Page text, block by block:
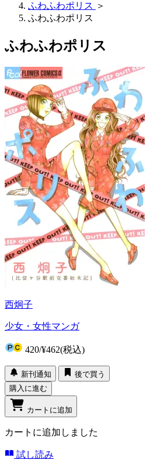
ふわふわポリス ＞
ふわふわポリス
ふわふわポリス
西炯子
少女・女性マンガ
420/¥462(税込)
新刊通知
後で買う
購入に進む
カートに追加
カートに追加しました
試し読み